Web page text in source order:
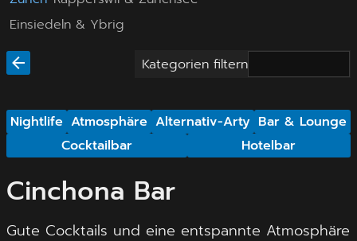
Einsiedeln & Ybrig
Kategorien filtern
Nightlife Atmosphäre Alternativ-Arty Bar & Lounge
Cocktailbar
Hotelbar
Cinchona Bar
Gute Cocktails und eine entspannte Atmosphäre